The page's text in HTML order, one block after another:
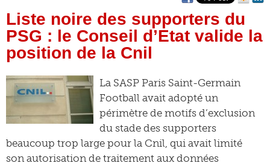
Liste noire des supporters du
PSG : le Conseil d’Etat valide la
position de la Cnil
La SASP Paris Saint-Germain
Football avait adopté un
périmètre de motifs d’exclusion
du stade des supporters
beaucoup trop large pour la Cnil, qui avait limité
son autorisation de traitement aux données